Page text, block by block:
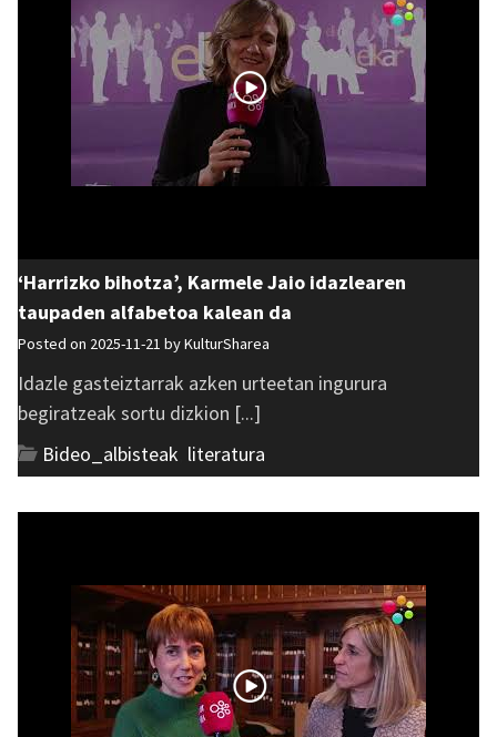
‘Harrizko bihotza’, Karmele Jaio idazlearen
taupaden alfabetoa kalean da
Posted on 2025-11-21 byKulturSharea
Idazle gasteiztarrak azken urteetan ingurura
begiratzeak sortu dizkion [...]
Bideo_albisteak literatura